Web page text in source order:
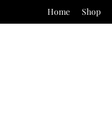
Home Shop